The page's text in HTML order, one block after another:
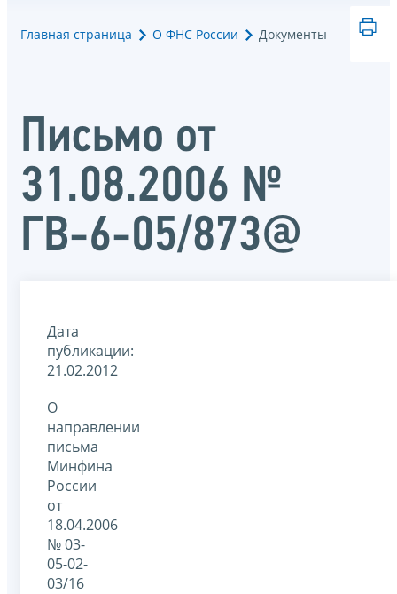
Главная страница О ФНС России Документы
Письмо от
31.08.2006 №
ГВ-6-05/873@
Дата
публикации:
21.02.2012
О
направлении
письма
Минфина
России
от
18.04.2006
№ 03-
05-02-
03/16